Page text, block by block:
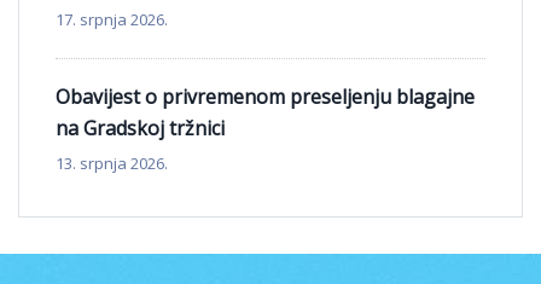
17. srpnja 2026.
Obavijest o privremenom preseljenju blagajne
na Gradskoj tržnici
13. srpnja 2026.